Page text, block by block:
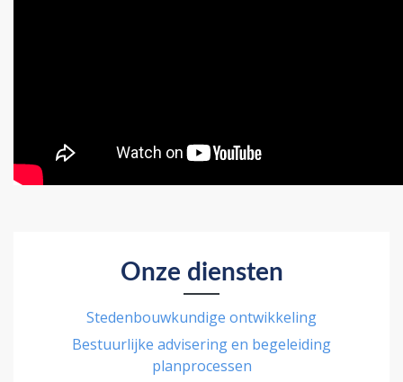
Onze diensten
Stedenbouwkundige ontwikkeling
Bestuurlijke advisering en begeleiding
planprocessen